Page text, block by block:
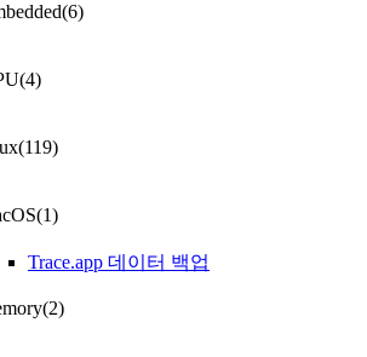
(6)
(4)
(119)
(1)
Trace.app 데이터 백업
(2)